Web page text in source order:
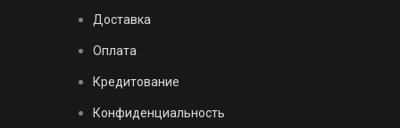
Доставка
Оплата
Кредитование
Конфиденциальность